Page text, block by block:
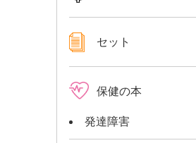
セット
保健の本
発達障害